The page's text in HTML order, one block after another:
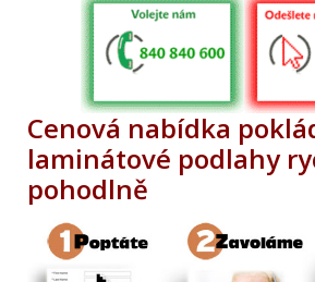
Cenová nabídka
laminátové podlahy
pohodlně